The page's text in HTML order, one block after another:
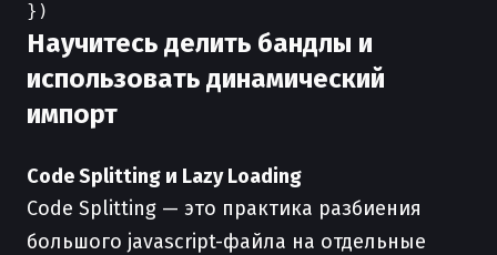
Научитесь делить бандлы и
использовать динамический
импорт
Code Splitting и Lazy Loading
Code Splitting — это практика разбиения
большого javascript-файла на отдельные